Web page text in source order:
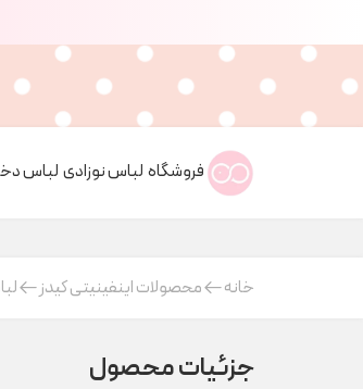
فروشگاه لباس نوزادی لباس
خانه محصولات اینفینیتی کیدز
جزئیات محصول